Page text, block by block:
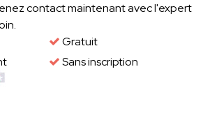
contact maintenant avec l'expert
Gratuit
Sans inscription